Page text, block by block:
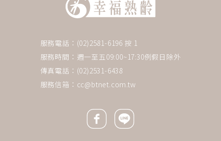
服務電話：(02)2581-6196 按 1
服務時間：週一至五09:00~17:30例假日除外
傳真電話：(02)2531-6438
服務信箱： cc@btnet.com.tw
Facebook icon
Line icon